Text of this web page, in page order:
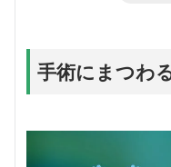
手術にまつわ